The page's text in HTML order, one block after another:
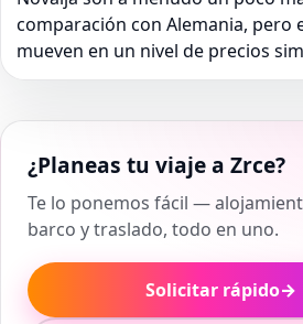
comparación con Alemania, pero
mueven en un nivel de precios
¿Planeas tu viaje a Zrce?
Te lo ponemos fácil —
barco y traslado, todo en uno.
Solicitar rápido→